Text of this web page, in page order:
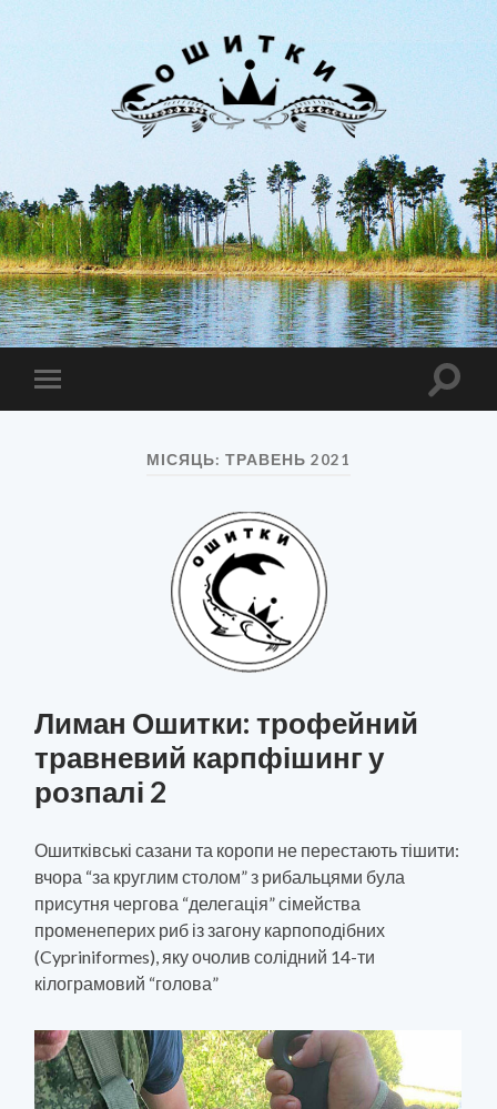
Лиман
Ошитки
Toggle
mobile
Toggle
МІСЯЦЬ: ТРАВЕНЬ 2021
Лиман Ошитки: трофейний
травневий карпфішинг у
розпалі 2
Ошитківські сазани та коропи не перестають тішити:
вчора “за круглим столом” з рибальцями була
присутня чергова “делегація” сімейства
променеперих риб із загону карпоподібних
(Cypriniformes), яку очолив солідний 14-ти
кілограмовий “голова”